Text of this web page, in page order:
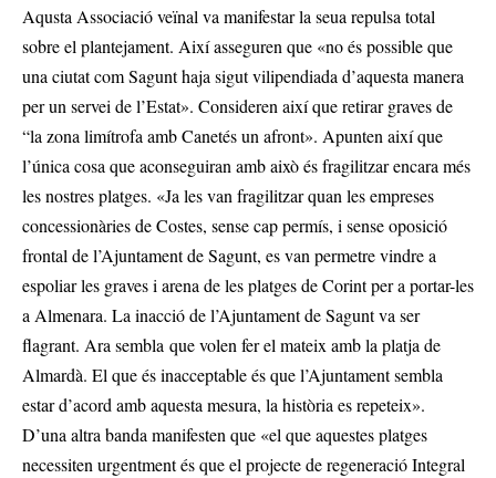
Aqusta Associació veïnal va manifestar la seua repulsa total
sobre el plantejament. Així asseguren que «no és possible que
una ciutat com Sagunt haja sigut vilipendiada d’aquesta manera
per un servei de l’Estat». Consideren així que retirar graves de
“la zona limítrofa amb Canetés un afront». Apunten així que
l’única cosa que aconseguiran amb això és fragilitzar encara més
les nostres platges. «Ja les van fragilitzar quan les empreses
concessionàries de Costes, sense cap permís, i sense oposició
frontal de l’Ajuntament de Sagunt, es van permetre vindre a
espoliar les graves i arena de les platges de Corint per a portar-les
a Almenara. La inacció de l’Ajuntament de Sagunt va ser
flagrant. Ara sembla que volen fer el mateix amb la platja de
Almardà. El que és inacceptable és que l’Ajuntament sembla
estar d’acord amb aquesta mesura, la història es repeteix».
D’una altra banda manifesten que «el que aquestes platges
necessiten urgentment és que el projecte de regeneració Integral